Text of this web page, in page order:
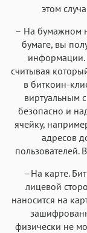
этом
– На бумажном
бумаге, вы
информации.
считывая
в биткоин-
виртуальным
безопасно и
ячейку,
адресов
пользователей.
–На карте.
лицевой
наносится на
физически не